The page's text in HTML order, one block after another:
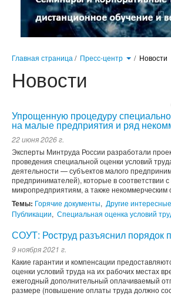
Главная страница / Пресс-центр / Новости
Новости
Упрощенную процедуру
на малые предприятия и ряд
22 июня 2026 г.
Эксперты Минтруда России разработали
проведения специальной оценки условий
деятельности — субъектов малого
предпринимателей), которые в
микропредприятиям, а также
Темы: Горячие документы, Другие
Публикации, Специальная оценка условий
СОУТ: Роструд разъяснил порядок
9 ноября 2021 г.
Какие гарантии и компенсации
оценки условий труда на их рабочих местах
ежегодный дополнительный оплачиваемый
размере (повышение оплаты труда должно